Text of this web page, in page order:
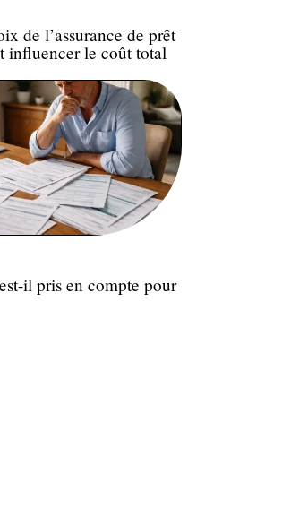
de l’assurance de prêt
influencer le coût total
il pris en compte pour